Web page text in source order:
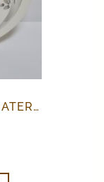
CAPEZZALE MODERNO MATERNITÀ